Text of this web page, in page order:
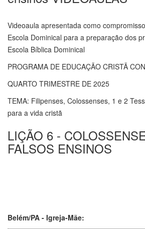
Videoaula apresentada como
Escola Dominical para a preparação dos
Escola Bíblica Dominical
PROGRAMA DE EDUCAÇÃO CRISTÃ
QUARTO TRIMESTRE DE 2025
TEMA: Filipenses, Colossenses, 1 e 2
para a vida cristã
LIÇÃO 6 -
FALSOS ENSINOS
Belém/PA - Igreja-Mãe: